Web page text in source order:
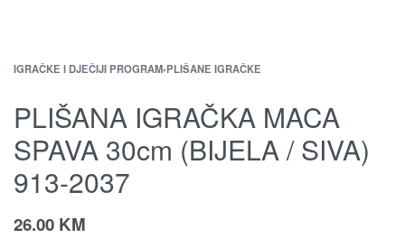
IGRAČKE I DJEČIJI PROGRAM›PLIŠANE IGRAČKE
PLIŠANA IGRAČKA MACA
SPAVA 30cm (BIJELA / SIVA)
913-2037
26.00 KM